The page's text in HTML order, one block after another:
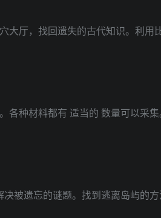
厅，找回遗失的古代知识。利用
种材料都有 适当的 数量可以采
被遗忘的谜题。找到逃离岛屿的方